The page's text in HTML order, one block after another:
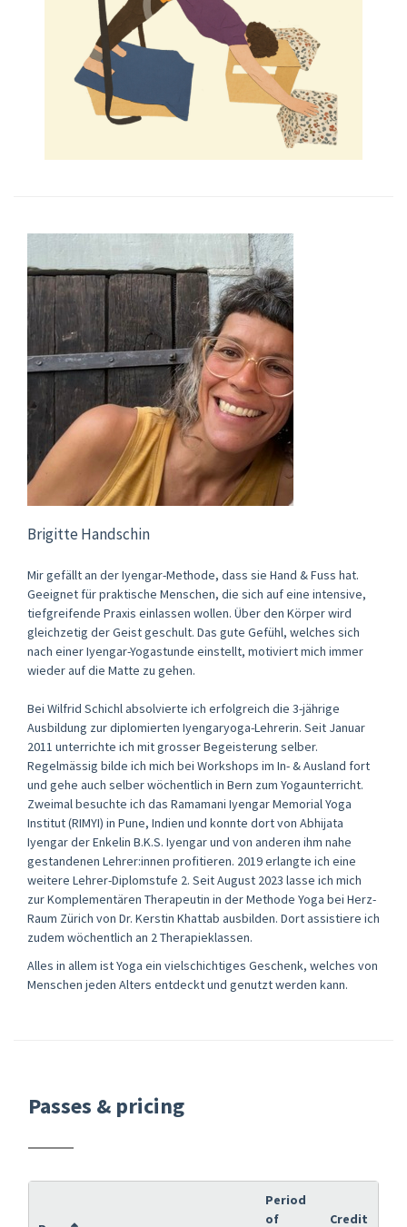
Brigitte Handschin
Mir gefällt an der Iyengar-Methode, dass sie Hand & Fuss hat.
Geeignet für praktische Menschen, die sich auf eine intensive,
tiefgreifende Praxis einlassen wollen. Über den Körper wird
gleichzetig der Geist geschult. Das gute Gefühl, welches sich
nach einer Iyengar-Yogastunde einstellt, motiviert mich immer
wieder auf die Matte zu gehen.
Bei Wilfrid Schichl absolvierte ich erfolgreich die 3-jährige
Ausbildung zur diplomierten Iyengaryoga-Lehrerin. Seit Januar
2011 unterrichte ich mit grosser Begeisterung selber.
Regelmässig bilde ich mich bei Workshops im In- & Ausland fort
und gehe auch selber wöchentlich in Bern zum Yogaunterricht.
Zweimal besuchte ich das Ramamani Iyengar Memorial Yoga
Institut (RIMYI) in Pune, Indien und konnte dort von Abhijata
Iyengar der Enkelin B.K.S. Iyengar und von anderen ihm nahe
gestandenen Lehrer:innen profitieren. 2019 erlangte ich eine
weitere Lehrer-Diplomstufe 2. Seit August 2023 lasse ich mich
zur Komplementären Therapeutin in der Methode Yoga bei Herz-
Raum Zürich von Dr. Kerstin Khattab ausbilden. Dort assistiere ich
zudem wöchentlich an 2 Therapieklassen.
Alles in allem ist Yoga ein vielschichtiges Geschenk, welches von
Menschen jeden Alters entdeckt und genutzt werden kann.
Passes & pricing
Period
of
Credit